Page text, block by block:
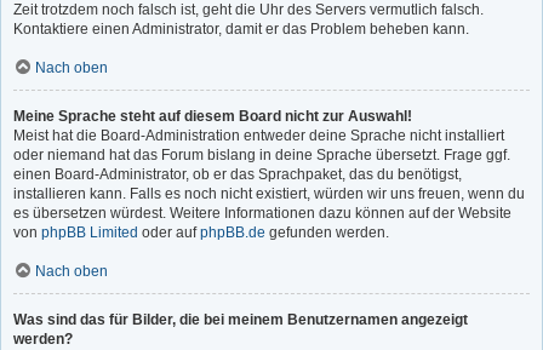
Zeit trotzdem noch falsch ist, geht die Uhr des Servers vermutlich falsch.
Kontaktiere einen Administrator, damit er das Problem beheben kann.
Nach oben
Meine Sprache steht auf diesem Board nicht zur Auswahl!
Meist hat die Board-Administration entweder deine Sprache nicht installiert
oder niemand hat das Forum bislang in deine Sprache übersetzt. Frage ggf.
einen Board-Administrator, ob er das Sprachpaket, das du benötigst,
installieren kann. Falls es noch nicht existiert, würden wir uns freuen, wenn du
es übersetzen würdest. Weitere Informationen dazu können auf der Website
von phpBB Limited oder aufphpBB.de gefunden werden.
Nach oben
Was sind das für Bilder, die bei meinem Benutzernamen angezeigt
werden?